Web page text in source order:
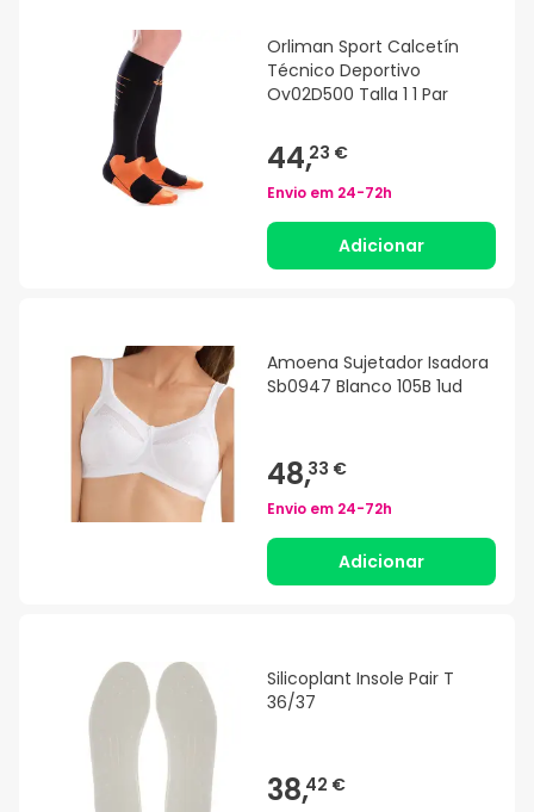
Orliman Sport Calcetín
Técnico Deportivo
Ov02D500 Talla 1 1 Par
44,23 €
Envio em 24-72h
Adicionar
Amoena Sujetador Isadora
Sb0947 Blanco 105B 1ud
48,33 €
Envio em 24-72h
Adicionar
Silicoplant Insole Pair T
36/37
38,42 €